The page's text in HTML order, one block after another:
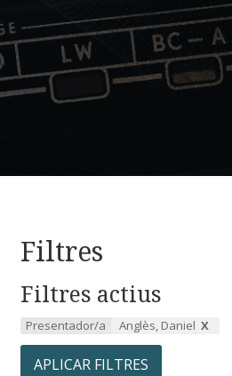
Filtres
Filtres actius
Presentador/a Anglès, Daniel
APLICAR FILTRES